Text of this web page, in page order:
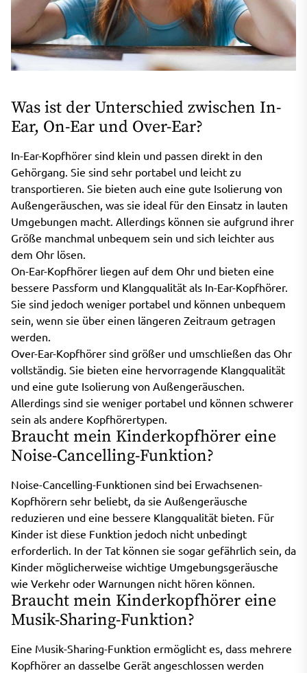
Was ist der Unterschied zwischen In-
Ear, On-Ear und Over-Ear?
In-Ear-Kopfhörer sind klein und passen direkt in den
Gehörgang. Sie sind sehr portabel und leicht zu
transportieren. Sie bieten auch eine gute Isolierung von
Außengeräuschen, was sie ideal für den Einsatz in lauten
Umgebungen macht. Allerdings können sie aufgrund ihrer
Größe manchmal unbequem sein und sich leichter aus
dem Ohr lösen.
On-Ear-Kopfhörer liegen auf dem Ohr und bieten eine
bessere Passform und Klangqualität als In-Ear-Kopfhörer.
Sie sind jedoch weniger portabel und können unbequem
sein, wenn sie über einen längeren Zeitraum getragen
werden.
Over-Ear-Kopfhörer sind größer und umschließen das Ohr
vollständig. Sie bieten eine hervorragende Klangqualität
und eine gute Isolierung von Außengeräuschen.
Allerdings sind sie weniger portabel und können schwerer
sein als andere Kopfhörertypen.
Braucht mein Kinderkopfhörer eine
Noise-Cancelling-Funktion?
Noise-Cancelling-Funktionen sind bei Erwachsenen-
Kopfhörern sehr beliebt, da sie Außengeräusche
reduzieren und eine bessere Klangqualität bieten. Für
Kinder ist diese Funktion jedoch nicht unbedingt
erforderlich. In der Tat können sie sogar gefährlich sein, da
Kinder möglicherweise wichtige Umgebungsgeräusche
wie Verkehr oder Warnungen nicht hören können.
Braucht mein Kinderkopfhörer eine
Musik-Sharing-Funktion?
Eine Musik-Sharing-Funktion ermöglicht es, dass mehrere
Kopfhörer an dasselbe Gerät angeschlossen werden